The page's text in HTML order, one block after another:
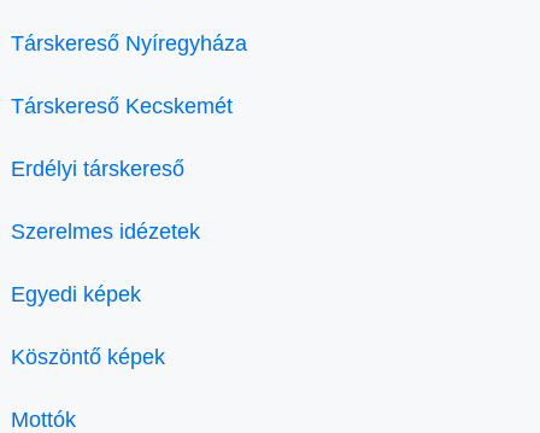
Társkereső Nyíregyháza
Társkereső Kecskemét
Erdélyi társkereső
Szerelmes idézetek
Egyedi képek
Köszöntő képek
Mottók